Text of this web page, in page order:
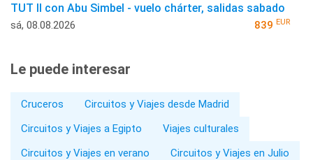
TUT II con Abu Simbel - vuelo chárter, salidas sabado
sá, 08.08.2026 839 EUR
Le puede interesar
Cruceros
Circuitos y Viajes desde Madrid
Circuitos y Viajes a Egipto
Viajes culturales
Circuitos y Viajes en verano
Circuitos y Viajes en Julio